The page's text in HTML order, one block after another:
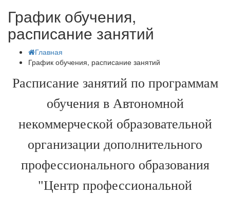
График обучения,
расписание занятий
Главная
График обучения, расписание занятий
Расписание занятий по программам
обучения в Автономной
некоммерческой образовательной
организации дополнительного
профессионального образования
"Центр профессиональной